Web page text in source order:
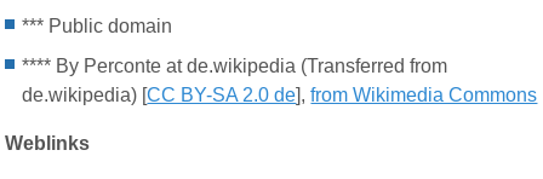
*** Public domain
**** By Perconte at de.wikipedia (Transferred from
de.wikipedia) [CC BY-SA 2.0 de],from Wikimedia Commons
Weblinks